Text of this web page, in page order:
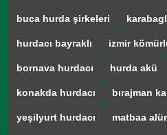
buca hurda şirkeleri
hurdacı bayraklı izmir
bornava hurdacı hurda akü
konakda hurdacı bırajman
yeşilyurt hurdacı matbaa